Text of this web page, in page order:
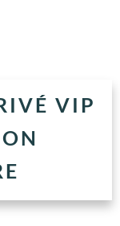
VIP